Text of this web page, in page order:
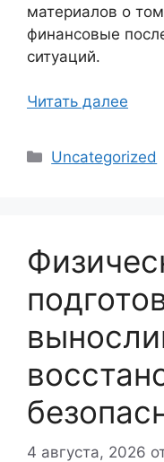
материалов о
финансовые
ситуаций.
Читать далее
Рубрики
Uncategorized
4 августа, 2026